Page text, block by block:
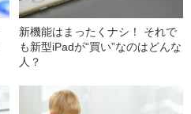
新機能はまったくナシ！ それで
も新型iPadが“買い”なのはどんな
人？